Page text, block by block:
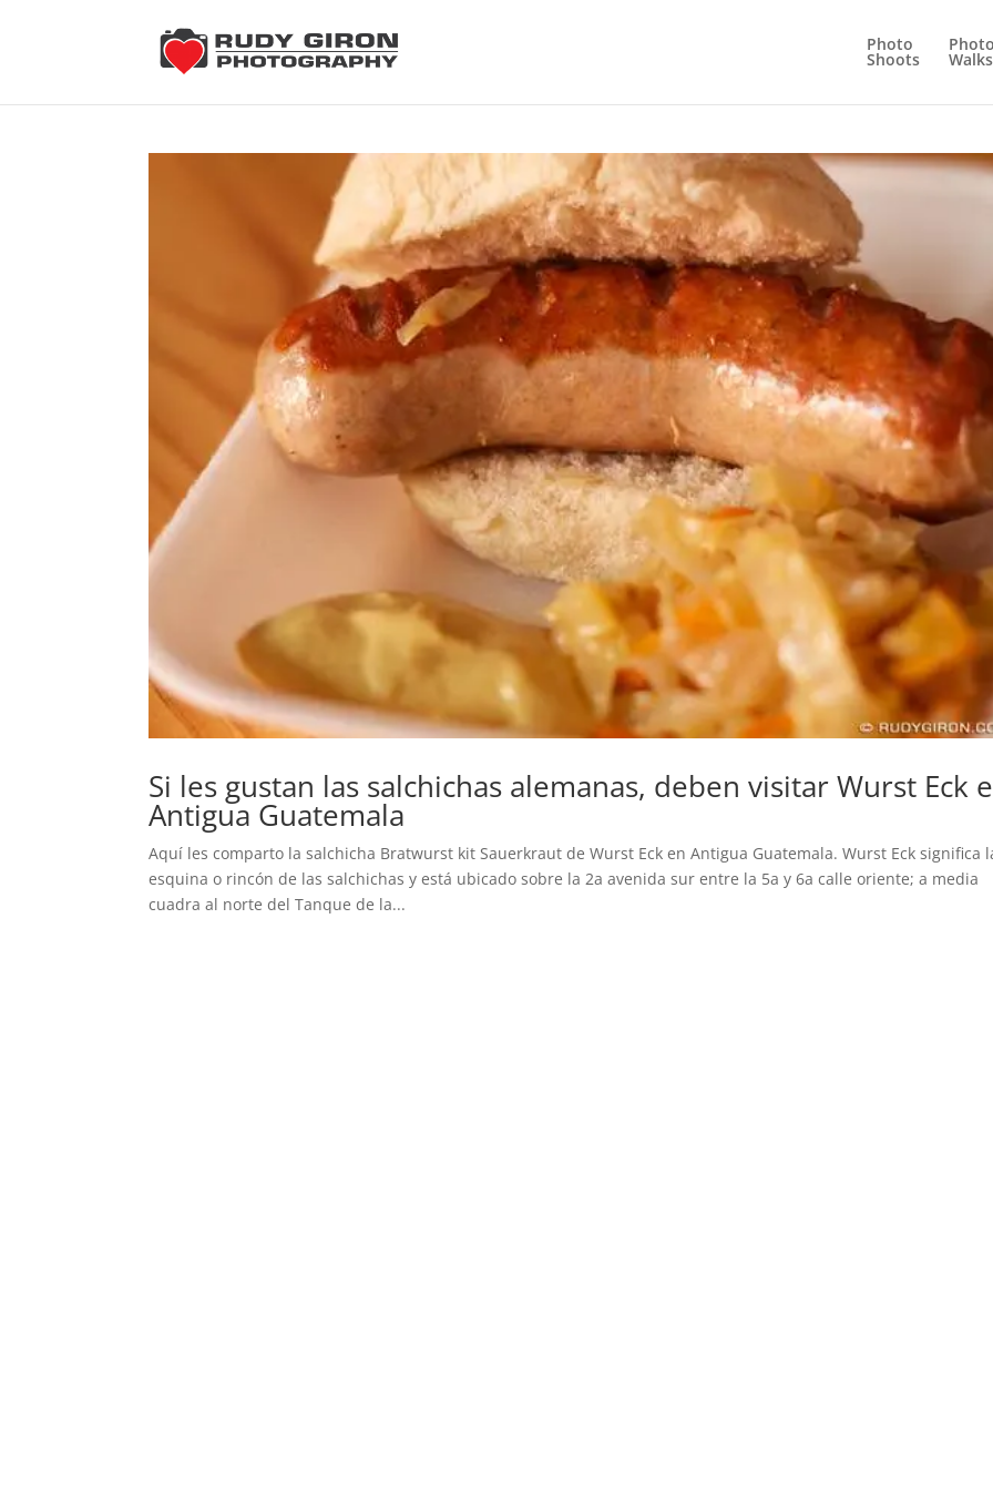
Photo
Shoots Walks
Si les gustan las salchichas alemanas, deben visitar Wurst Eck
Antigua Guatemala
Aquí les comparto la salchicha Bratwurst kit Sauerkraut de Wurst Eck en Antigua Guatemala. Wurst Eck significa
esquina o rincón de las salchichas y está ubicado sobre la 2a avenida sur entre la 5a y 6a calle oriente; a media
cuadra al norte del Tanque de la...